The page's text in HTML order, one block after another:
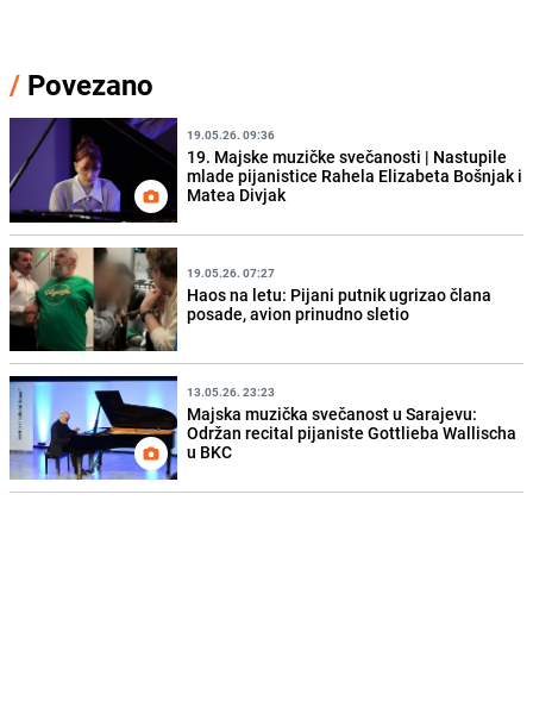
/ Povezano
19.05.26. 09:36
19. Majske muzičke svečanosti | Nastupile
mlade pijanistice Rahela Elizabeta Bošnjak i
Matea Divjak
19.05.26. 07:27
Haos na letu: Pijani putnik ugrizao člana
posade, avion prinudno sletio
13.05.26. 23:23
Majska muzička svečanost u Sarajevu:
Održan recital pijaniste Gottlieba Wallischa
u BKC